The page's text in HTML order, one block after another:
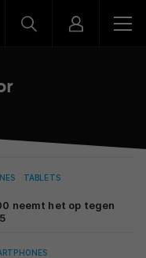
TABLETS
neemt het op tegen